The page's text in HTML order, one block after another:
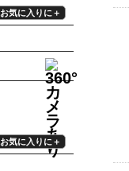
お気に入りに＋
お気に入りに＋